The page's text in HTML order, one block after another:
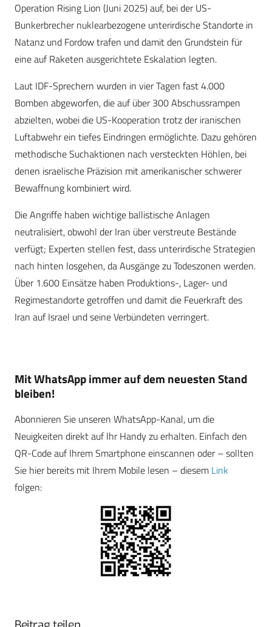
Operation Rising Lion (Juni 2025) auf, bei der US-
Bunkerbrecher nuklearbezogene unterirdische Standorte in
Natanz und Fordow trafen und damit den Grundstein für
eine auf Raketen ausgerichtete Eskalation legten.
Laut IDF-Sprechern wurden in vier Tagen fast 4.000
Bomben abgeworfen, die auf über 300 Abschussrampen
abzielten, wobei die US-Kooperation trotz der iranischen
Luftabwehr ein tiefes Eindringen ermöglichte. Dazu gehören
methodische Suchaktionen nach versteckten Höhlen, bei
denen israelische Präzision mit amerikanischer schwerer
Bewaffnung kombiniert wird.
Die Angriffe haben wichtige ballistische Anlagen
neutralisiert, obwohl der Iran über verstreute Bestände
verfügt; Experten stellen fest, dass unterirdische Strategien
nach hinten losgehen, da Ausgänge zu Todeszonen werden.
Über 1.600 Einsätze haben Produktions-, Lager- und
Regimestandorte getroffen und damit die Feuerkraft des
Iran auf Israel und seine Verbündeten verringert.
Mit WhatsApp immer auf dem neuesten Stand
bleiben!
Abonnieren Sie unseren WhatsApp-Kanal, um die
Neuigkeiten direkt auf Ihr Handy zu erhalten. Einfach den
QR-Code auf Ihrem Smartphone einscannen oder – sollten
Sie hier bereits mit Ihrem Mobile lesen – diesem Link
folgen: